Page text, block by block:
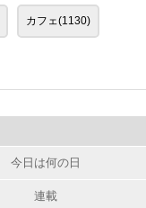
カフェ(1130)
今日は何の日
連載